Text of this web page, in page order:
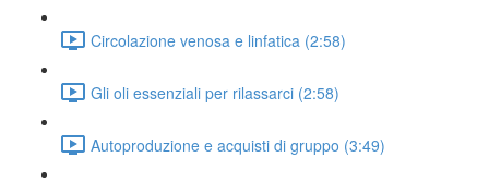
Circolazione venosa e linfatica (2:58)
Gli oli essenziali per rilassarci (2:58)
Autoproduzione e acquisti di gruppo (3:49)